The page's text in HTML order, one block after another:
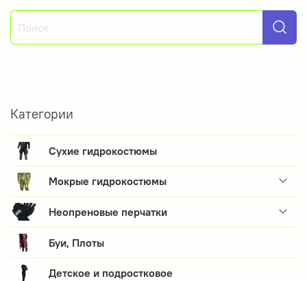
Категории
Сухие гидрокостюмы
Мокрые гидрокостюмы
Неопреновые перчатки
Буи, Плоты
Детское и подростковое